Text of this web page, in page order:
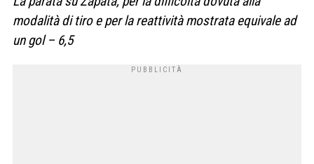
modalità di tiro e per la reattività mostrata equivale ad
un gol – 6,5